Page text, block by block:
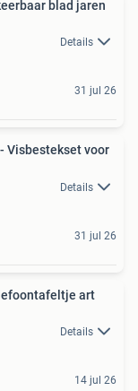
blad jaren
Details
31 jul 26
Visbestekset voor
Details
31 jul 26
art
Details
14 jul 26